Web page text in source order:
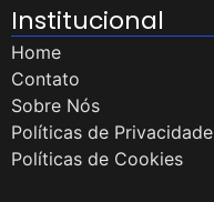
Institucional
Home
Contato
Sobre Nós
Políticas de Privacidade
Políticas de Cookies